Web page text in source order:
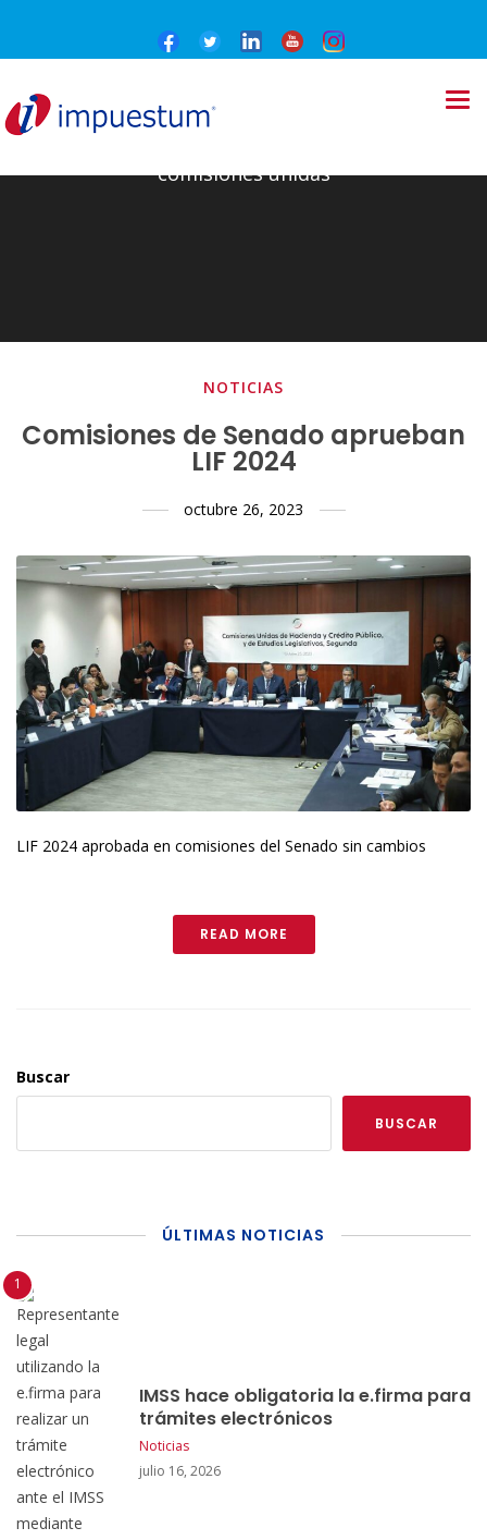
comisiones unidas
NOTICIAS
Comisiones de Senado aprueban
LIF 2024
octubre 26, 2023
LIF 2024 aprobada en comisiones del Senado sin cambios
READ MORE
Buscar
BUSCAR
ÚLTIMAS NOTICIAS
IMSS hace obligatoria la e.firma para
trámites electrónicos
Noticias
julio 16, 2026